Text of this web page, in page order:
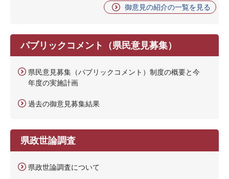
御意見の紹介の一覧を見る
パブリックコメント（県民意見募集）
県民意見募集（パブリックコメント）制度の概要と今
年度の実施計画
過去の御意見募集結果
県政世論調査
県政世論調査について